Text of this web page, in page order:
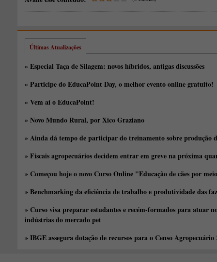
Últimas Atualizações
» Especial Taça de Silagem: novos híbridos, antigas discussões
» Participe do EducaPoint Day, o melhor evento online gratuito!
» Vem aí o EducaPoint!
» Novo Mundo Rural, por Xico Graziano
» Ainda dá tempo de participar do treinamento sobre produção
» Fiscais agropecuários decidem entrar em greve na próxima
» Começou hoje o novo Curso Online "Educação de cães por
» Benchmarking da eficiência de trabalho e produtividade das
» Curso visa preparar estudantes e recém-formados para atuar
indústrias do mercado pet
» IBGE assegura dotação de recursos para o Censo Agropecuário